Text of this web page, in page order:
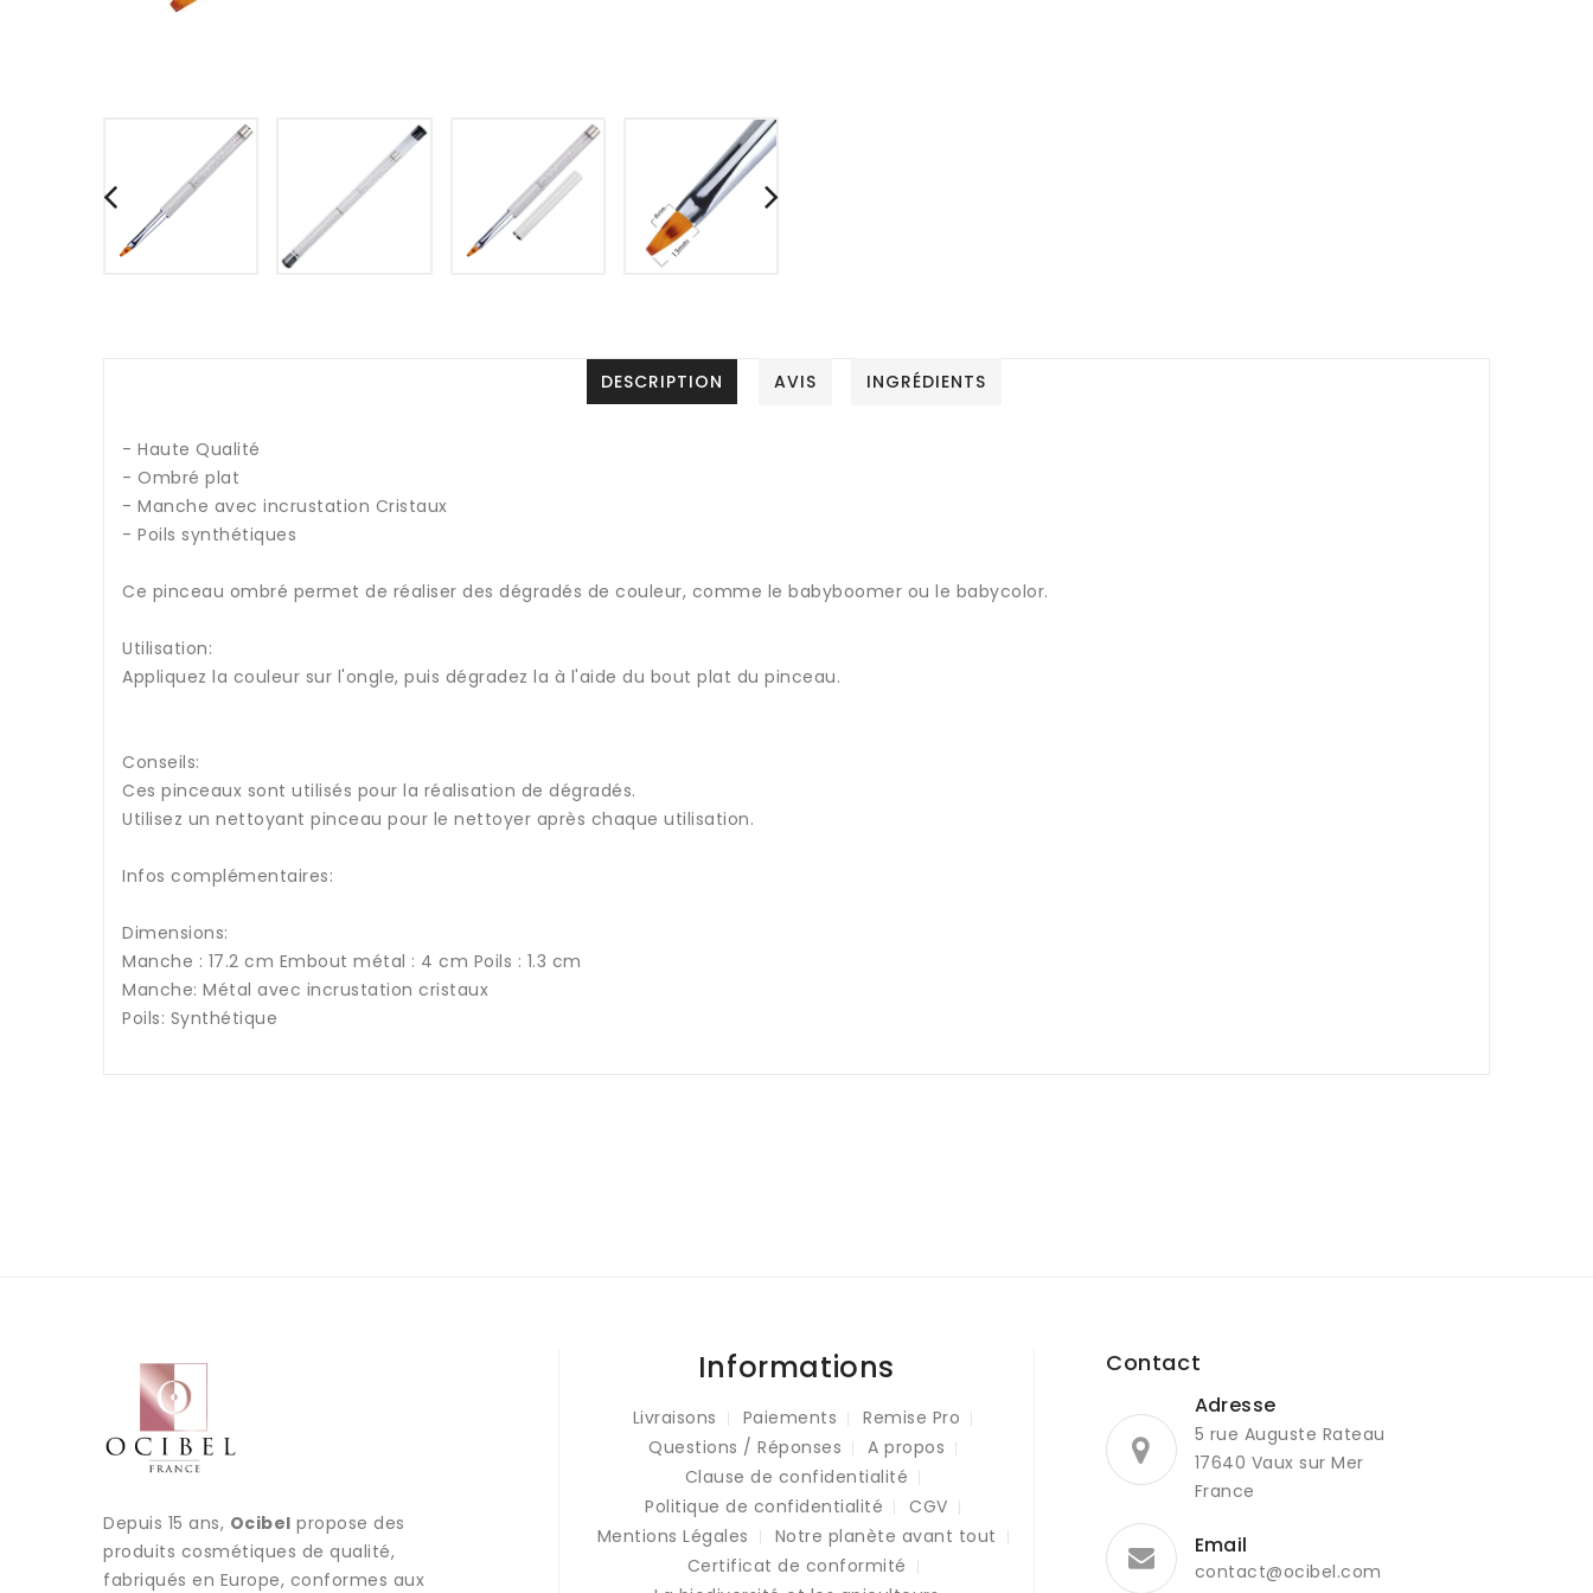
DESCRIPTION AVIS INGRÉDIENTS
- Haute Qualité
- Ombré plat
- Manche avec incrustation Cristaux
- Poils synthétiques
Ce pinceau ombré permet de réaliser des dégradés de couleur, comme le babyboomer ou le babycolor.
Utilisation:
Appliquez la couleur sur l'ongle, puis dégradez la à l'aide du bout plat du pinceau.
Conseils:
Ces pinceaux sont utilisés pour la réalisation de dégradés.
Utilisez un nettoyant pinceau pour le nettoyer après chaque utilisation.
Infos complémentaires:
Dimensions:
Manche : 17.2 cm Embout métal : 4 cm Poils : 1.3 cm
Manche: Métal avec incrustation cristaux
Poils: Synthétique
Depuis 15 ans, Ocibel propose des
produits cosmétiques de qualité,
fabriqués en Europe, conformes aux
Informations
Livraisons Paiements
Remise Pro
Questions / Réponses
A propos
Clause de confidentialité
Politique de confidentialité
CGV
Mentions Légales
Notre planète avant tout
Certificat de conformité
Contact
Adresse
5 rue Auguste Rateau
17640 Vaux sur Mer
France
Email
contact@ocibel.com